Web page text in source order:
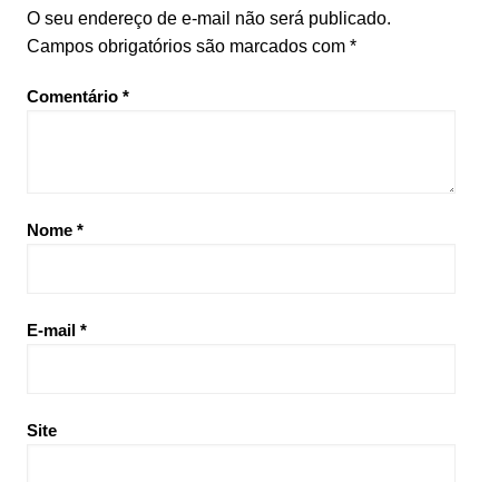
O seu endereço de e-mail não será publicado.
Campos obrigatórios são marcados com *
Comentário *
Nome *
E-mail *
Site